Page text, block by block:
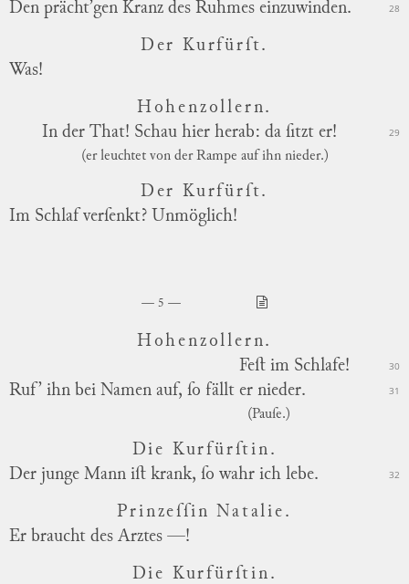
Den prächt’gen Kranz des Ruhmes einzuwinden. 28
Der Kurfürſt.
Was!
Hohenzollern.
In der That! Schau hier herab: da ſitzt er! 29
(er leuchtet von der Rampe auf ihn nieder.)
Der Kurfürſt.
Im Schlaf verſenkt? Unmöglich!
5
Hohenzollern.
Feſt im Schlafe!
30
Ruf’ ihn bei Namen auf, ſo fällt er nieder. 31
(Pauſe.)
Die Kurfürſtin.
Der junge Mann iſt krank, ſo wahr ich lebe.
32
Prinzeſſin Natalie.
Er braucht des Arztes —!
Die Kurfürſtin.